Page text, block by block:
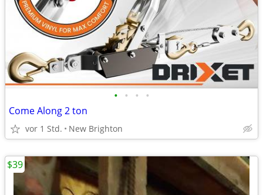
• • • •
Come Along 2 ton
vor 1 Std. New Brighton
$39